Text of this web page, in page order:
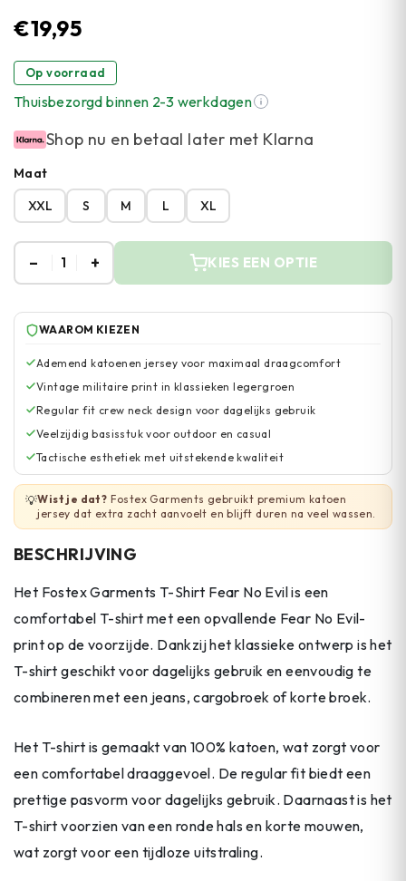
€19,95
Op voorraad
Thuisbezorgd binnen 2-3 werkdagen
Shop nu en betaal later met Klarna
Maat
XXL
S M L XL
– 1 + KIES EEN OPTIE
WAAROM KIEZEN
Ademend katoenen jersey voor maximaal draagcomfort
Vintage militaire print in klassieken legergroen
Regular fit crew neck design voor dagelijks gebruik
Veelzijdig basisstuk voor outdoor en casual
Tactische esthetiek met uitstekende kwaliteit
💡Wist je dat? Fostex Garments gebruikt premium katoen
jersey dat extra zacht aanvoelt en blijft duren na veel wassen.
BESCHRIJVING
Het Fostex Garments T-Shirt Fear No Evil is een
comfortabel T-shirt met een opvallende Fear No Evil-
print op de voorzijde. Dankzij het klassieke ontwerp is het
T-shirt geschikt voor dagelijks gebruik en eenvoudig te
combineren met een jeans, cargobroek of korte broek.
Het T-shirt is gemaakt van 100% katoen, wat zorgt voor
een comfortabel draaggevoel. De regular fit biedt een
prettige pasvorm voor dagelijks gebruik. Daarnaast is het
T-shirt voorzien van een ronde hals en korte mouwen,
wat zorgt voor een tijdloze uitstraling.